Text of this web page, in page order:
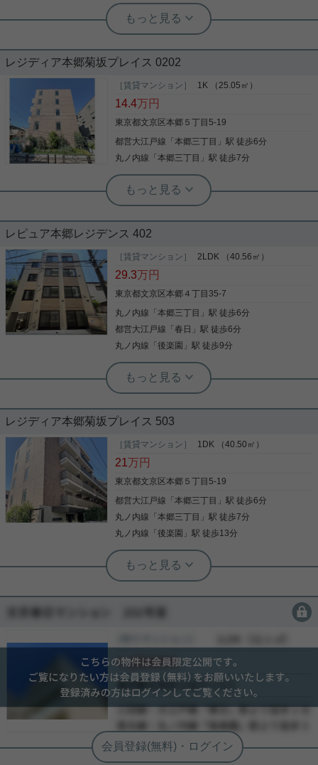
です。文京区エリアにある賃貸情報のことなら、地
域に密着した当社へお任せ下さい。当社は、多種多
様な賃貸情報を取り扱っております。ご要望や不明
後楽園店（実用後楽園ホーム株式会社） 志熊威望
☆収納◎☆宅配ボックス☆ゴミ出し24
時間OK☆
できます。空き家の物件です。住む人のことを考え
て作られた収納豊富なスペースが魅力的です。セキ
充実しているので、防犯対策もばっちりです。室内
設備は浴室乾燥機・洗面所独立など豊富に揃ってお
には宅配ボックス・ゴミ出し24時間OKなどが揃っ
ております。駅より徒歩6分で帰宅できる、快適な
環境が魅力的な物件です。ワクワク、ドキドキの新
近のお部屋探しをしましょう。好みのお部屋がきっ
と見つかります(*^_^*)
写真(9)
実用春日ホーム 茗荷谷店 松下諒平
シューズボックス エアコン 全居室フロ
ーリング クロゼット 温水洗浄便座
都営大江戸線春日駅周辺への引っ越しをお考えなら
「レピュア本郷レジデンス」。こだわりポイント満
載のレピュア本郷レジデンス。収納はシューズボッ
用することも可能です。宅配ボックスに荷物を預け
られるので、配達時間に家で直接対応する必要はな
ん。セキュリティ面は、オートロック・TVインター
ホンなど充実しているので、防犯対策もばっちりで
す。丁寧かつ迅速に対応する事がモットーの当社な
す。文京区や都営大江戸線春日付近のことならお任
実用春日ホーム 春日町店 宮﨑由実
敷金、礼金ゼロ、インターネット使用
３駅４路線利用可能の好立地！ 通勤通学に大変便利
な物件です☆ インターネット無料、浴室乾燥機、宅
入居日も相談可能です！ お気楽にお問い合わせくだ
さい☆
レジディア本郷菊坂プレイス 0202
［賃貸マンション］ 1K （25.05㎡）
14.4万円
東京都文京区本郷５丁目5-19
都営大江戸線 「本郷三丁目 」駅 徒歩6分
丸ノ内線 「本郷三丁目 」駅 徒歩7分
実用春日ホーム 西片店 ルームアドバイザー
宅配ボックス 敷金礼金不要 防犯カメラ
住まいをお探しなら「レジディア本郷菊坂プレイ
ス」はいかがでしょうか。 日頃の生活に便利なライ
フ本郷三丁目駅前店まで225mです。 セキュリティ
面は、TVインターホン・オートロックなど充実して
配ボックスが備え付けられているため、忙しくて在
宅時間が少なくても荷物を受け取れます。 当社は文
京区エリアや都営大江戸線本郷三丁目付近の情報が
豊富ですので、転勤、単身赴任などお引越しが決ま
った方はお気軽にお問い合せ下さい。
写真(9)
詳細を見る
レピュア本郷レジデンス 402
［賃貸マンション］ 2LDK （40.56㎡）
29.3万円
東京都文京区本郷４丁目35-7
丸ノ内線 「本郷三丁目 」駅 徒歩6分
都営大江戸線 「春日 」駅 徒歩6分
丸ノ内線 「後楽園 」駅 徒歩9分
実用春日ホーム 春日町店 宮﨑由実
敷金、礼金ゼロ、インターネット使用
な物件です☆ インターネット無料、浴室乾燥機、宅
配ボックスなど、 うれしい設備が揃っております！
入居日も相談可能です！ お気楽にお問い合わせくだ
さい☆
写真(9)
詳細を見る
レジディア本郷菊坂プレイス 503
［賃貸マンション］ 1DK （40.50㎡）
21万円
東京都文京区本郷５丁目5-19
都営大江戸線 「本郷三丁目 」駅 徒歩6分
丸ノ内線 「本郷三丁目 」駅 徒歩7分
丸ノ内線 「後楽園 」駅 徒歩13分
実用春日ホーム 茗荷谷店 堀田枝里
本郷三丁目駅最寄り☆約40㎡の1DK！
大江戸線本郷三丁目駅徒歩6分、1DKのお部屋をご
す！ 大通りに出れば、スーパーもあり便利な環境で
す！ 室内設備も充実しております！ お気軽にお問い
合わせくださいませ！ ★お電話でのご相談もお気軽
にどうぞ★ 実用春日ホーム株式会社 茗荷谷店
詳細を見る
会員限定
会員限定
会員限定
-